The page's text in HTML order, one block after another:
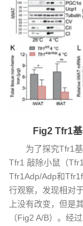
Fig2 Tfr1
为了探究Tfr1
Tfr1 敲除小鼠（
Tfr1Adp/Adp和
行观察，发现相对
上没有改变，但是
（Fig2 A/B）。经